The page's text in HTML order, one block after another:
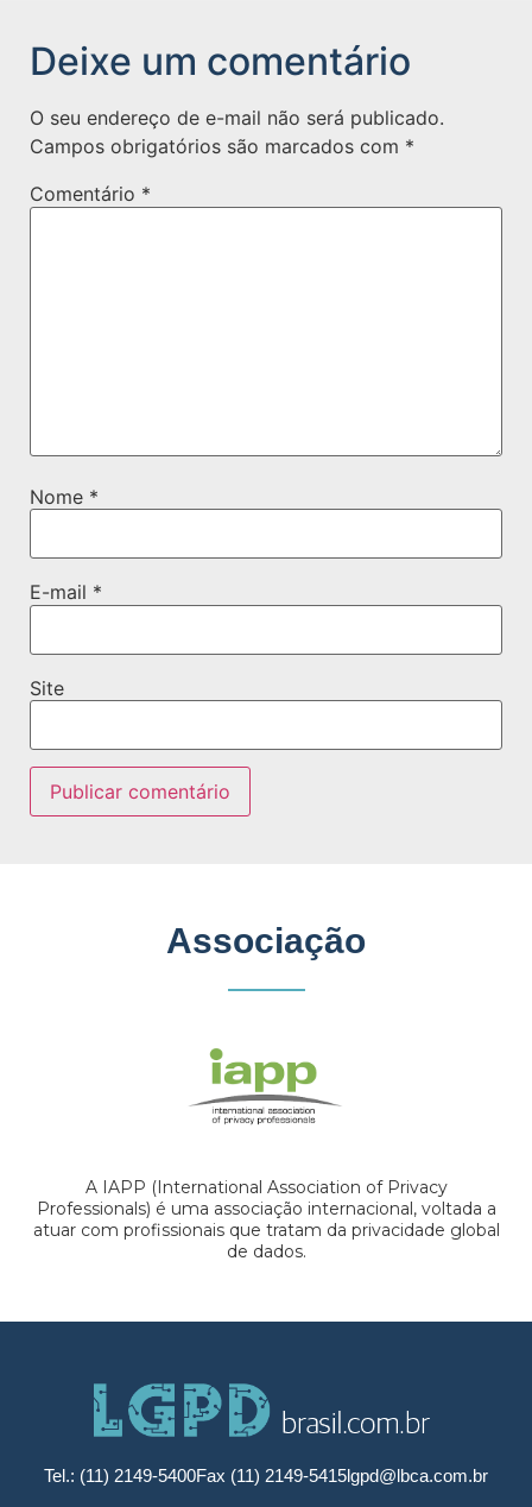
Deixe um comentário
O seu endereço de e-mail não será publicado.
Campos obrigatórios são marcados com *
Comentário *
Nome *
E-mail *
Site
Associação
A IAPP (International Association of Privacy
Professionals) é uma associação internacional, voltada a
atuar com profissionais que tratam da privacidade global
de dados.
Tel.: (11) 2149-5400Fax (11) 2149-5415lgpd@lbca.com.br